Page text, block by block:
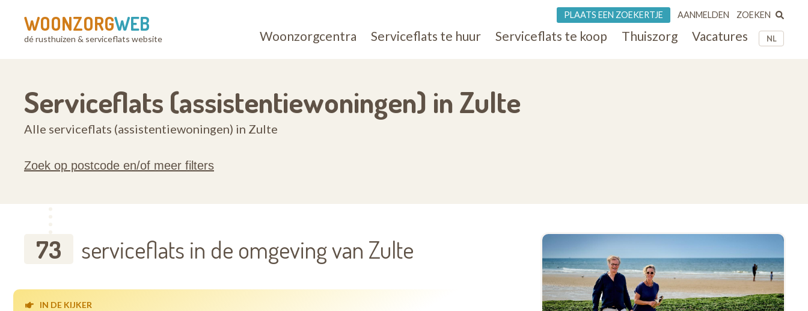
WOONZORGWEB
dé rusthuizen & serviceflats website NL
Woonzorgcentra Serviceflats te huur Serviceflats te koop Thuiszorg Vacatures
PLAATS EEN ZOEKERTJE AANMELDEN ZOEKEN
Serviceflats (assistentiewoningen) in Zulte
Alle serviceflats (assistentiewoningen) in Zulte
Zoek op postcode en/of meer filters
73 serviceflats in de omgeving van Zulte
IN DE KIJKER